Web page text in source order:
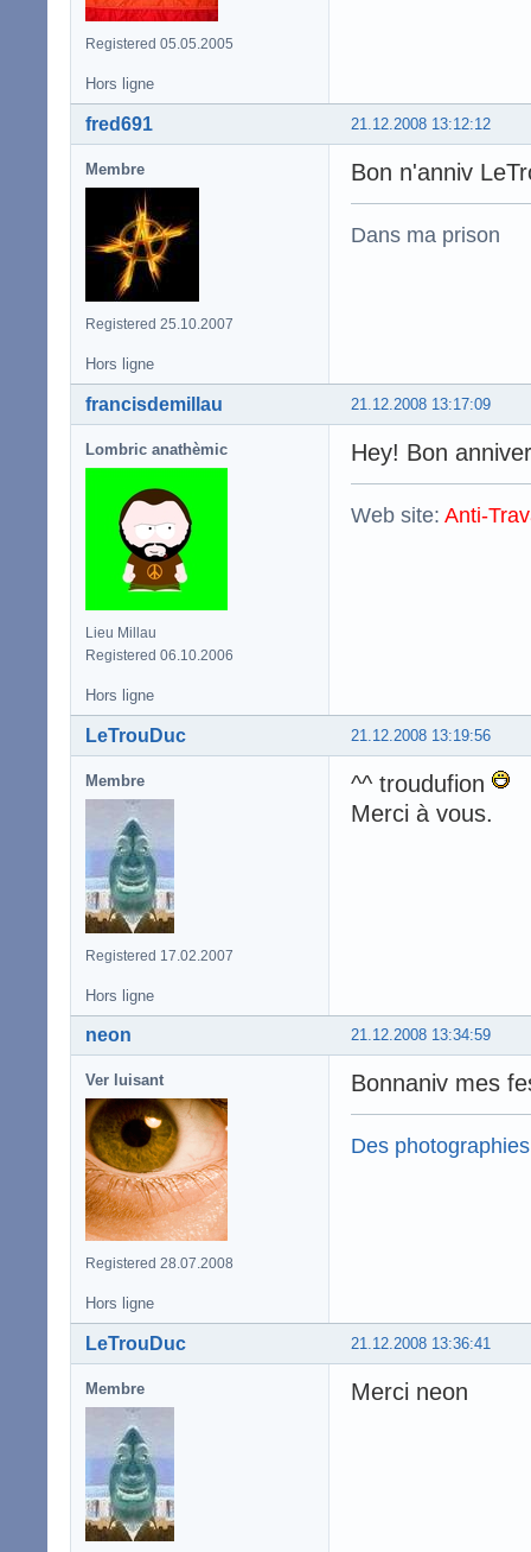
Registered 05.05.2005
Hors ligne
21.12.2008 13:12:12
fred691
Membre
Registered 25.10.2007
Bon n'anniv
Dans ma prison
Hors ligne
21.12.2008 13:17:09
francisdemillau
Lombric anathèmic
Lieu Millau
Registered 06.10.2006
Hey! Bon
Web site: Anti-
Hors ligne
21.12.2008 13:19:56
LeTrouDuc
Membre
Registered 17.02.2007
^^ troudufion
Merci à vous.
Hors ligne
21.12.2008 13:34:59
neon
Ver luisant
Registered 28.07.2008
Bonnaniv mes
Des
Hors ligne
21.12.2008 13:36:41
LeTrouDuc
Membre Merci neon